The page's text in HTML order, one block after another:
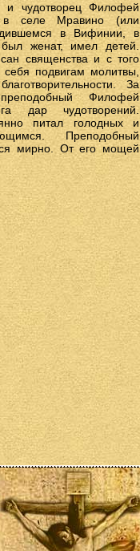
и чудотворец Филофей
селе Мравино (или
в Вифинии, в
женат, имел детей.
священства и с того
себя подвигам молитвы,
За
Филофей
дар чудотворений.
питал голодных и
Преподобный
мирно. От его мощей